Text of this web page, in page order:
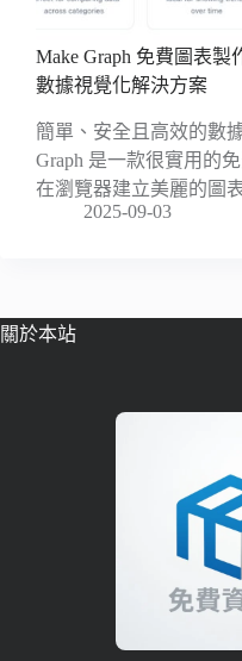
Make Graph 免費圖表
數據視覺化解決方案
簡單、安全且高效的數
Graph 是一款很實用的
在瀏覽器建立美麗的圖
2025-09-03
關於本站